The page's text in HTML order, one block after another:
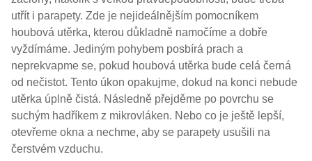
utřít i parapety. Zde je nejideálnějším pomocníkem
houbová utěrka, kterou důkladně namočíme a dobře
vyždímáme. Jediným pohybem posbírá prach a
neprekvapme se, pokud houbová utěrka bude celá černá
od nečistot. Tento úkon opakujme, dokud na konci nebude
utěrka úplně čistá. Následně přejděme po povrchu se
suchým hadříkem z mikrovláken. Nebo co je ještě lepší,
otevřeme okna a nechme, aby se parapety usušili na
čerstvém vzduchu.